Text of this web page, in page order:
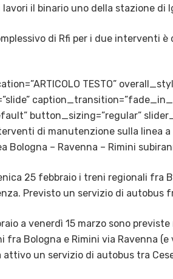
lavori il binario uno della stazione di
di Rfi per i due interventi è
TESTO”
button_sizing=”regular”
di manutenzione sulla linea
Bologna – Ravenna – Rimini
25 febbraio i treni regionali fra
Previsto un servizio di autobus
a venerdì 15 marzo sono
fra Bologna e Rimini via Ravenna
attivo un servizio di autobus tra